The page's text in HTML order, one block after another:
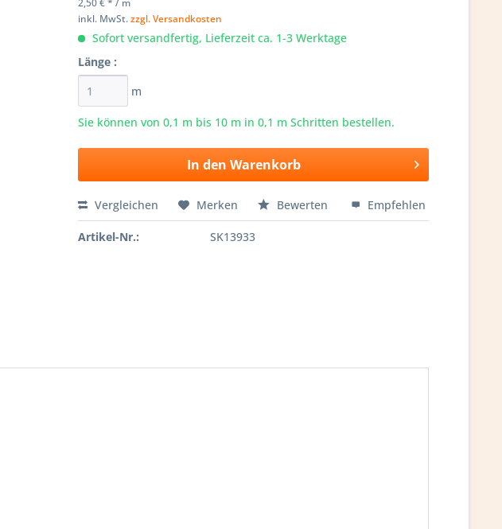
2,50 € * / m
inkl. MwSt.zzgl. Versandkosten
Sofort versandfertig, Lieferzeit ca. 1-3 Werktage
Länge :
m
Sie können von 0,1 m bis 10 m in 0,1 m Schritten bestellen.
In den Warenkorb
Vergleichen Merken Bewerten Empfehlen
Artikel-Nr.: SK13933